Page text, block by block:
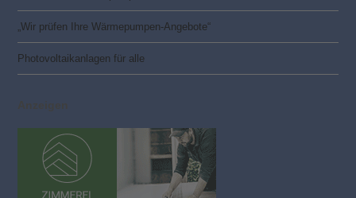
„Wir prüfen Ihre Wärmepumpen-Angebote“
Photovoltaik­­anlagen für alle